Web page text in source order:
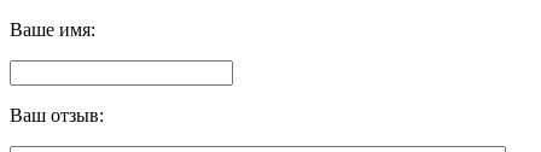
Ваше имя:
Ваш отзыв: